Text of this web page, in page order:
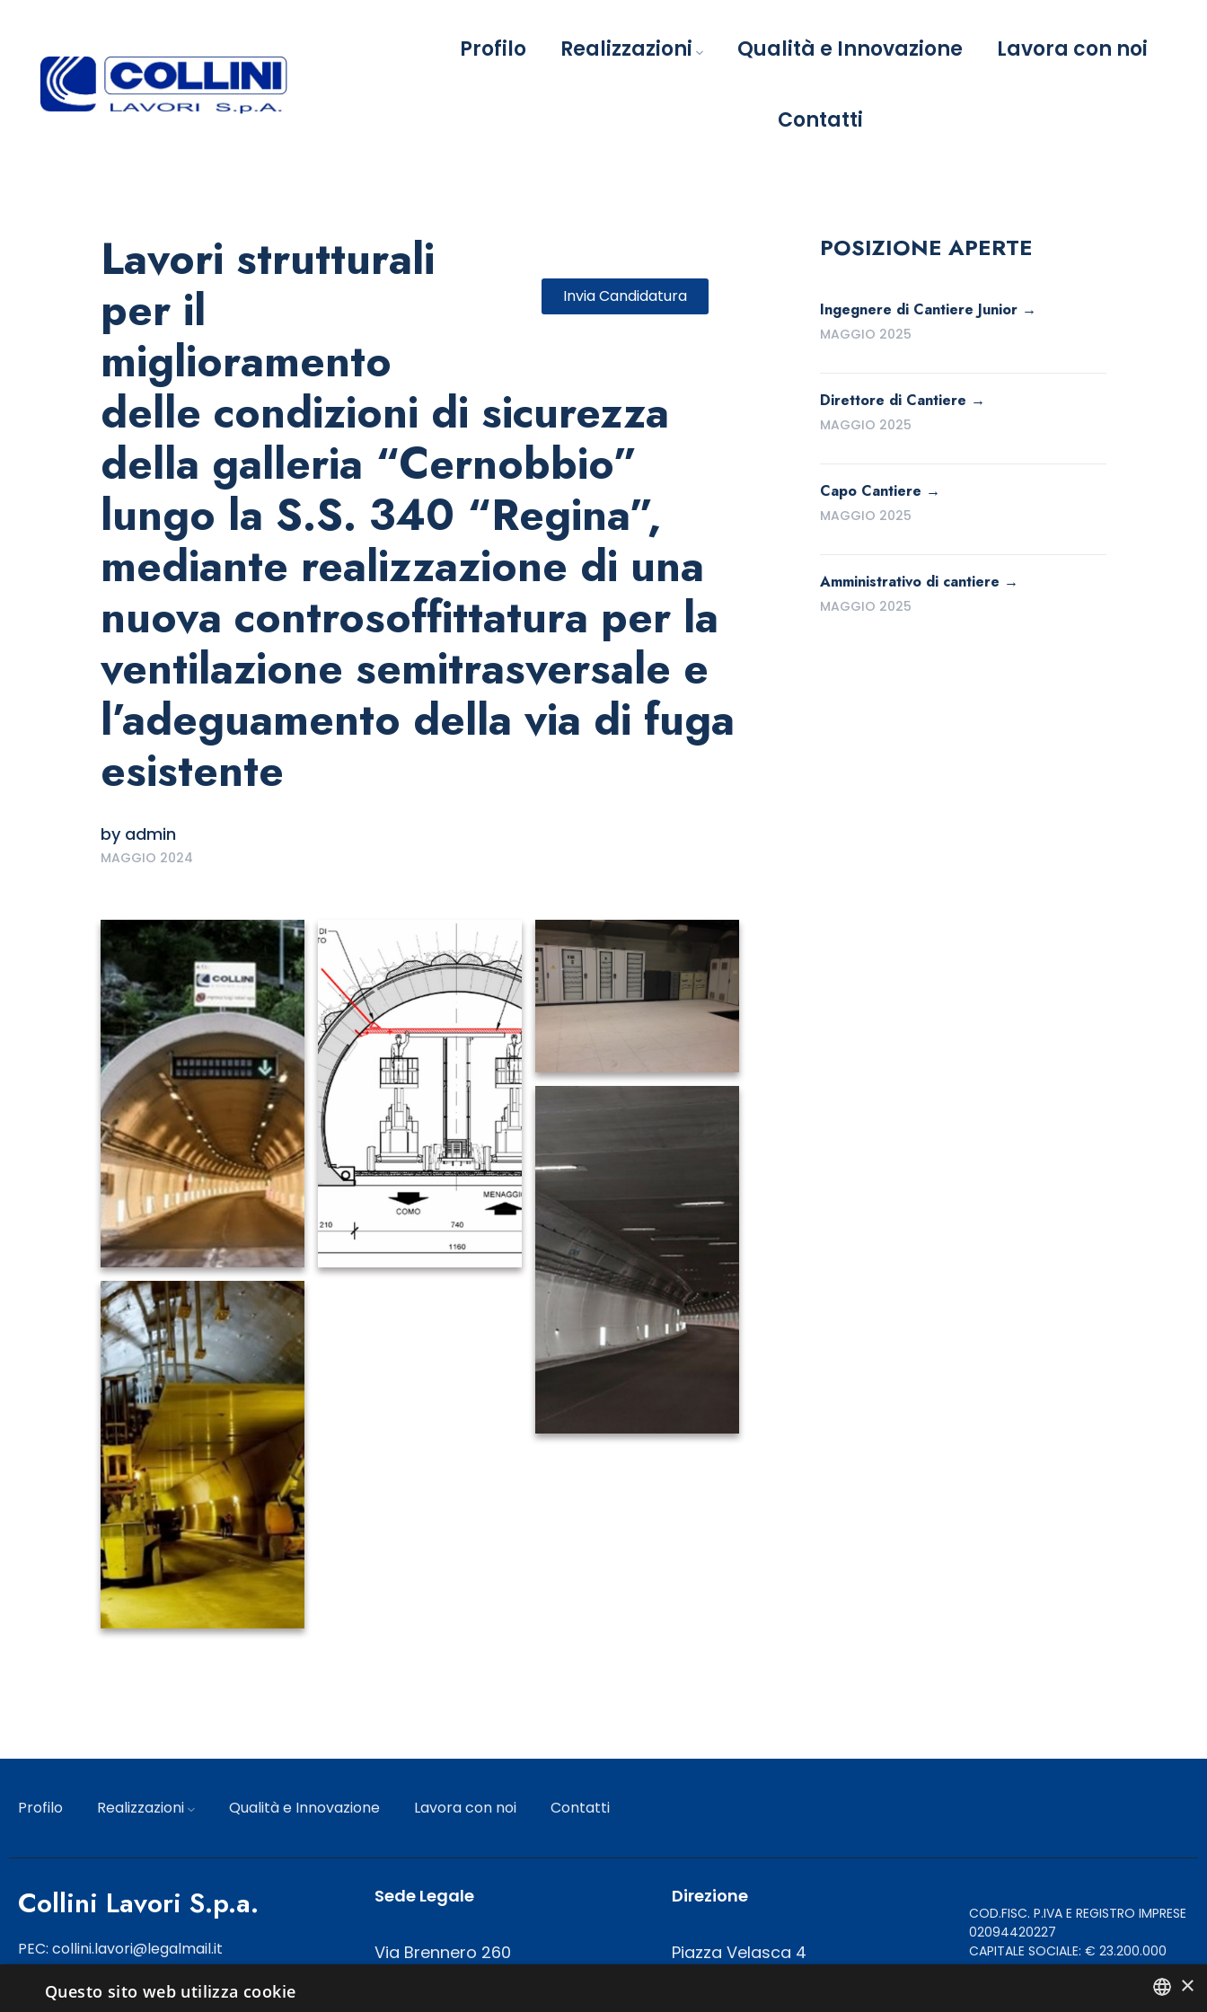
Profilo Realizzazioni Qualità e Innovazione Lavora con noi
Contatti
Invia Candidatura
Lavori strutturali
per il
miglioramento
delle condizioni di sicurezza
della galleria “Cernobbio”
lungo la S.S. 340 “Regina”,
mediante realizzazione di una
nuova controsoffittatura per la
ventilazione semitrasversale e
l’adeguamento della via di fuga
esistente
by admin
MAGGIO 2024
POSIZIONE APERTE
Ingegnere di Cantiere Junior
MAGGIO 2025
Direttore di Cantiere
MAGGIO 2025
Capo Cantiere
MAGGIO 2025
Amministrativo di cantiere
MAGGIO 2025
Profilo Realizzazioni Qualità e Innovazione Lavora con noi Contatti
Collini Lavori S.p.a.
PEC: collini.lavori@legalmail.it
Sede Legale
Via Brennero 260
Direzione
Piazza Velasca 4
COD.FISC. P.IVA E REGISTRO IMPRESE
02094420227
CAPITALE SOCIALE: € 23.200.000
INT.VERS.
×
Questo sito web utilizza cookie